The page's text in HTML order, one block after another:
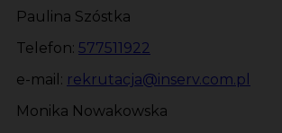
Paulina Szóstka
Telefon: 577511922
e-mail: rekrutacja@inserv.com.pl
Monika Nowakowska